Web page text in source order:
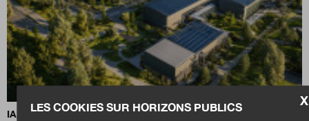
IA, data centers et territoires : quels choix pour demain ?
X
LES COOKIES SUR HORIZONS PUBLICS